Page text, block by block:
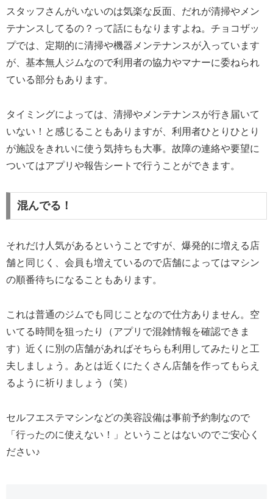
スタッフさんがいないのは気楽な反面、だれが清掃やメン
テナンスしてるの？って話にもなりますよね。チョコザッ
プでは、定期的に清掃や機器メンテナンスが入っています
が、基本無人ジムなので利用者の協力やマナーに委ねられ
ている部分もあります。
タイミングによっては、清掃やメンテナンスが行き届いて
いない！と感じることもありますが、利用者ひとりひとり
が施設をきれいに使う気持ちも大事。故障の連絡や要望に
ついてはアプリや報告シートで行うことができます。
混んでる！
それだけ人気があるということですが、爆発的に増える店
舗と同じく、会員も増えているので店舗によってはマシン
の順番待ちになることもあります。
これは普通のジムでも同じことなので仕方ありません。空
いてる時間を狙ったり（アプリで混雑情報を確認できま
す）近くに別の店舗があればそちらも利用してみたりと工
夫しましょう。あとは近くにたくさん店舗を作ってもらえ
るように祈りましょう（笑）
セルフエステマシンなどの美容設備は事前予約制なので
「行ったのに使えない！」ということはないのでご安心く
ださい♪